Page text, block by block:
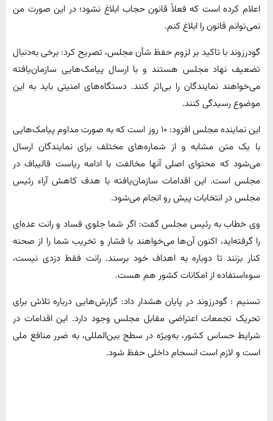
اعلام کرده است که فعلاً قانون حجاب ابلاغ نشود؛ در این صورت من
نمی‌توانم قانون را ابلاغ کنم.
گودرزوند با تاکید بر لزوم حفظ شأن مجلس، تصریح کرد: برخی به‌دنبال
تضعیف نهاد مجلس هستند و با ارسال پیامک‌هایی سازمان‌یافته
می‌خواهند نمایندگان را بی‌اثر کنند. دستگاه‌های امنیتی باید به این
موضوع رسیدگی کنند.
این نماینده مجلس افزود: ۱۰ روز است که به صورت مداوم پیامک‌هایی
با یک متن مشابه و از شماره‌های مختلف برای نمایندگان ارسال
می‌شود که محتوای اصلی آنها مخالفت با ادامه ریاست قالیباف در
مجلس است. این اقدامات سازمان‌یافته با هدف کاهش آراء رئیس
مجلس در انتخابات پیش رو انجام می‌شود.
وی خطاب به رئیس مجلس گفت: اگر شما جلوی فساد و رانت عده‌ای
را گرفته‌اید، اکنون آن‌ها می‌خواهند با فشار و تخریب شما را از صحنه
کنار بزنند تا دوباره به اهداف خود برسند. رانت فقط دزدی نیست،
سوءاستفاده از امکانات کشور هم هست.
تسنیم : گودرزوند در پایان هشدار داد: گزارش‌هایی درباره تلاش برای
تحریک تجمعات اعتراضی مقابل مجلس وجود دارد. این اقدامات در
شرایط حساس کشور، به‌ویژه در سطح بین‌المللی، به ضرر منافع ملی
است و لازم است انسجام داخلی حفظ شود.